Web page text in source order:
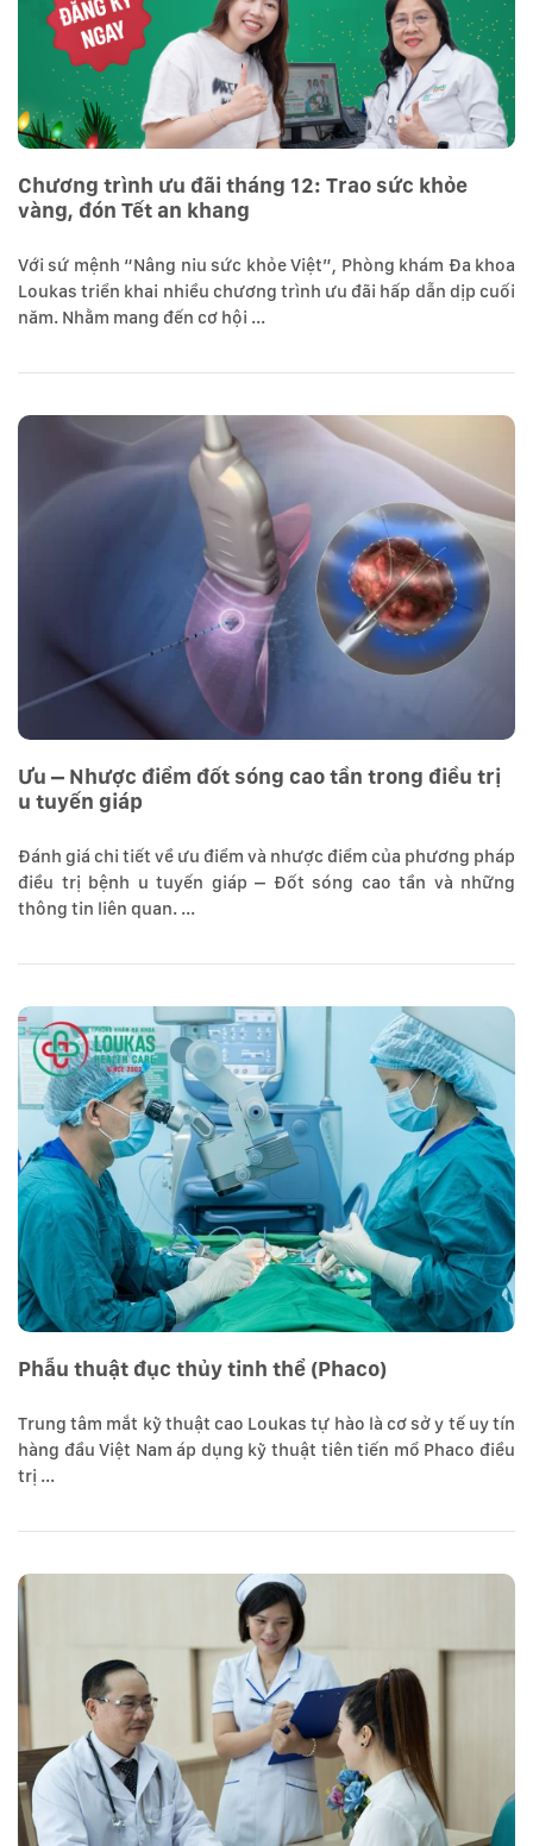
Chương trình ưu đãi tháng 12: Trao sức khỏe
vàng, đón Tết an khang
Với sứ mệnh “Nâng niu sức khỏe Việt”, Phòng khám Đa khoa
Loukas triển khai nhiều chương trình ưu đãi hấp dẫn dịp cuối
năm. Nhằm mang đến cơ hội ...
Ưu – Nhược điểm đốt sóng cao tần trong điều trị
u tuyến giáp
Đánh giá chi tiết về ưu điểm và nhược điểm của phương pháp
điều trị bệnh u tuyến giáp – Đốt sóng cao tần và những
thông tin liên quan. ...
Phẫu thuật đục thủy tinh thể (Phaco)
Trung tâm mắt kỹ thuật cao Loukas tự hào là cơ sở y tế uy tín
hàng đầu Việt Nam áp dụng kỹ thuật tiên tiến mổ Phaco điều
trị ...